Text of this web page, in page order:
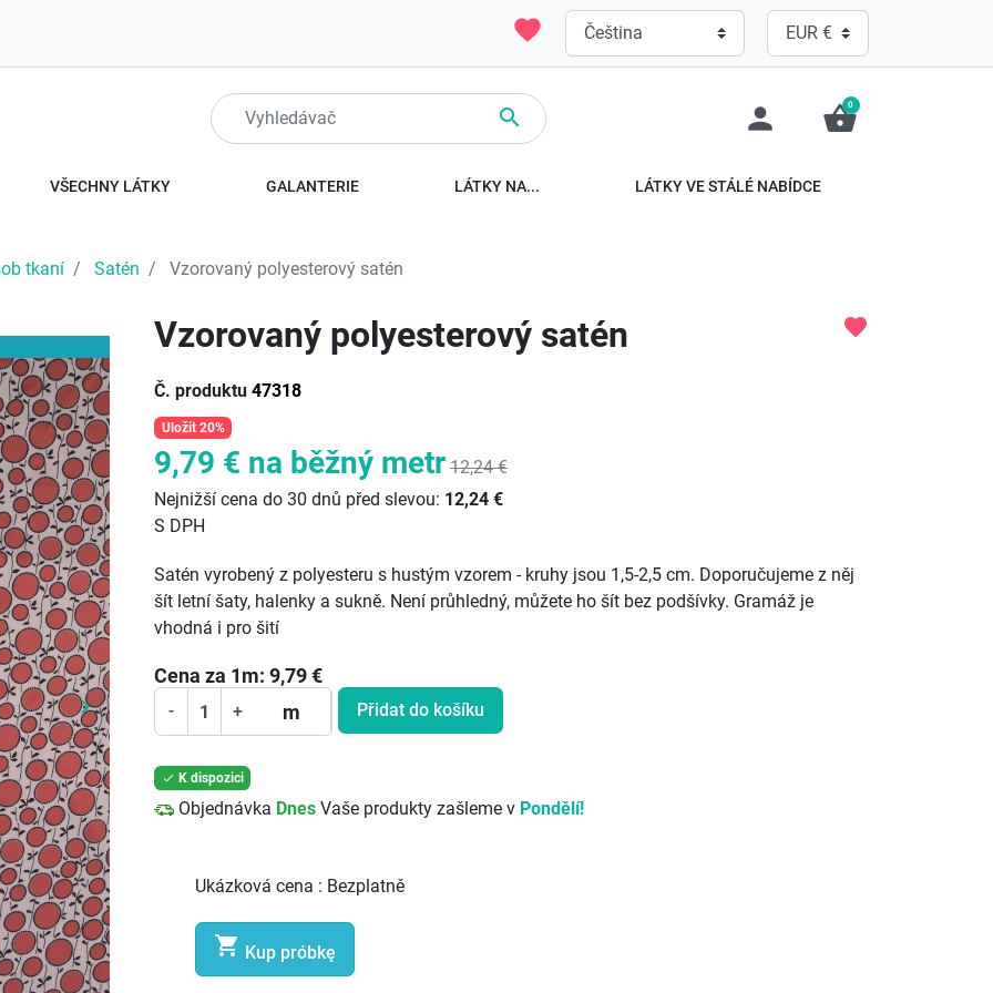
favorite
 person shopping_basket
0
VŠECHNY LÁTKY GALANTERIE LÁTKY NA... LÁTKY VE STÁLÉ NABÍDCE
tkaní Satén Vzorovaný polyesterový satén
Další
keyboard_arrow_right
Vzorovaný polyesterový satén
Č. produktu 47318
favorite
Uložit 20%
9,79 € na běžný metr 12,24 €
Nejnižší cena do 30 dnů před slevou: 12,24 €
S DPH
Satén vyrobený z polyesteru s hustým vzorem - kruhy jsou 1,5-2,5 cm. Doporučujeme z něj
šít letní šaty, halenky a sukně. Není průhledný, můžete ho šít bez podšívky. Gramáž je
vhodná i pro šití
Cena za 1m: 9,79€
- + m Přidat do košíku
 K dispozici
Objednávka Dnes Vaše produkty zašleme v Pondělí!
Ukázková cena : Bezplatně
 Kup próbkę